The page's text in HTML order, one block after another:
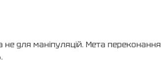
для маніпуляцій. Мета переконання